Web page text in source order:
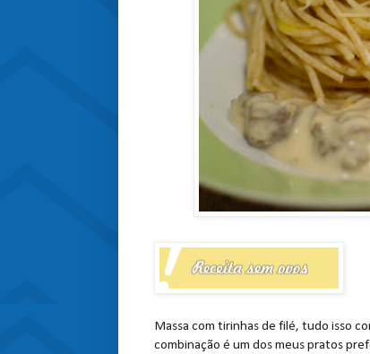
Massa com tirinhas de filé, tudo isso
combinação é um dos meus pratos